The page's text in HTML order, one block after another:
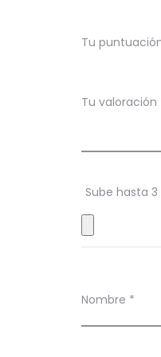
r
c
n
e
Tu
Tu valoración
Sube hasta
Nombre *